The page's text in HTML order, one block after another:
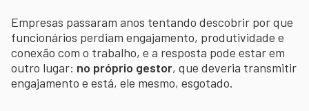
Empresas passaram anos tentando descobrir por que
funcionários perdiam engajamento, produtividade e
conexão com o trabalho, e a resposta pode estar em
outro lugar: no próprio gestor, que deveria transmitir
engajamento e está, ele mesmo, esgotado.